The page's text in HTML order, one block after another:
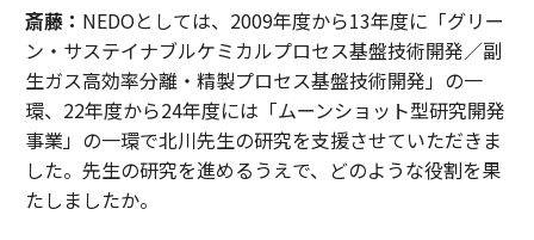
斎藤： NEDOとしては、2009年度から13年度に「グリー
ン・サステイナブルケミカルプロセス基盤技術開発／副
生ガス高効率分離・精製プロセス基盤技術開発」の一
環、22年度から24年度には「ムーンショット型研究開発
事業」の一環で北川先生の研究を支援させていただきま
した。先生の研究を進めるうえで、どのような役割を果
たしましたか。